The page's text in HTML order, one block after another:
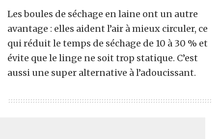
Les boules de séchage en laine ont un autre
avantage : elles aident l’air à mieux circuler, ce
qui réduit le temps de séchage de 10 à 30 % et
évite que le linge ne soit trop statique. C’est
aussi une super alternative à l’adoucissant.